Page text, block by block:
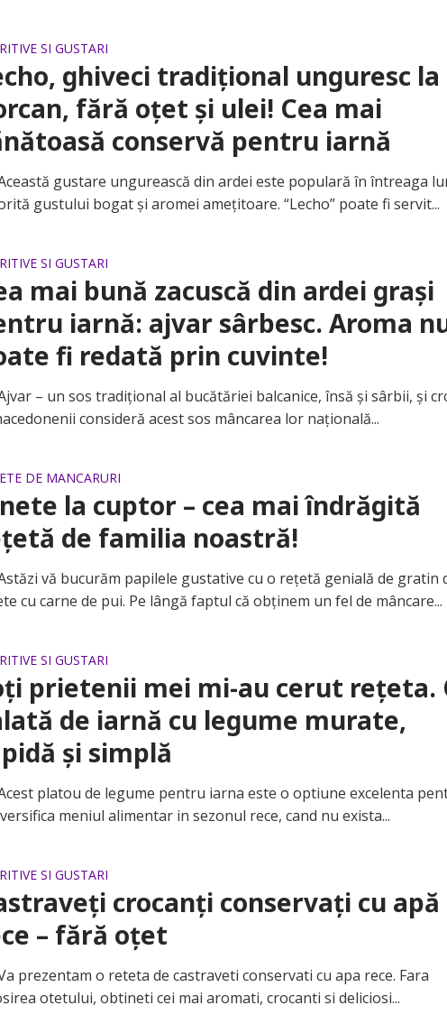
SI GUSTARI
ghiveci tradițional unguresc la
fără oțet și ulei! Cea mai
conservă pentru iarnă
gustare ungurească din ardei este populară în întreaga
gustului bogat și aromei amețitoare. “Lecho” poate fi servit...
SI GUSTARI
mai bună zacuscă din ardei grași
iarnă: ajvar sârbesc. Aroma
fi redată prin cuvinte!
– un sos tradițional al bucătăriei balcanice, însă și sârbii, și
consideră acest sos mâncarea lor națională...
DE MANCARURI
la cuptor – cea mai îndrăgită
de familia noastră!
vă bucurăm papilele gustative cu o rețetă genială de gratin
cu carne de pui. Pe lângă faptul că obținem un fel de mâncare...
SI GUSTARI
prietenii mei mi-au cerut rețeta.
de iarnă cu legume murate,
și simplă
platou de legume pentru iarna este o optiune excelenta
meniul alimentar in sezonul rece, cand nu exista...
SI GUSTARI
crocanți conservați cu apă
– fără oțet
prezentam o reteta de castraveti conservati cu apa rece. Fara
otetului, obtineti cei mai aromati, crocanti si deliciosi...